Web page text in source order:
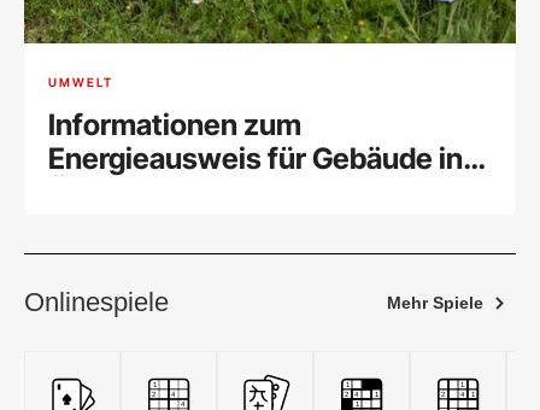
UMWELT
Informationen zum
Energieausweis für Gebäude in
Onlinespiele Mehr Spiele